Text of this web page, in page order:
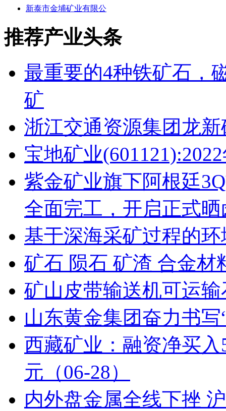
新泰市金埔矿业有限公
推荐产业头条
最重要的4种铁矿石，
矿
浙江交通资源集团龙
宝地矿业
紫金矿业旗下阿根廷
全面完工，开启正式晒
基于深海采矿过程的
矿石 陨石 矿渣 合金材
矿山皮带输送机可运
山东黄金集团奋力书
西藏矿业：融资净买入
元（06-28）
内外盘金属全线下挫